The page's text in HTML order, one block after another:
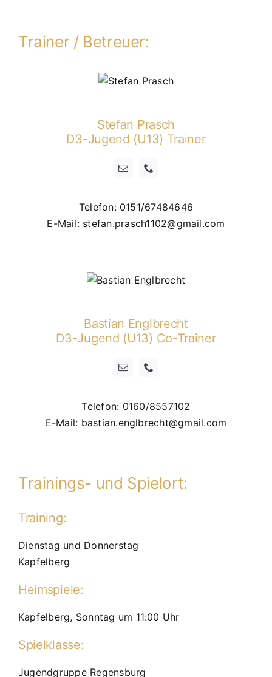
Trainer / Betreuer:
Stefan Prasch
D3-Jugend (U13) Trainer
Telefon: 0151/67484646
E-Mail: stefan.prasch1102@gmail.com
Bastian Englbrecht
D3-Jugend (U13) Co-Trainer
Telefon: 0160/8557102
E-Mail: bastian.englbrecht@gmail.com
Trainings- und Spielort:
Training:
Dienstag und Donnerstag
Kapfelberg
Heimspiele:
Kapfelberg, Sonntag um 11:00 Uhr
Spielklasse:
Jugendgruppe Regensburg